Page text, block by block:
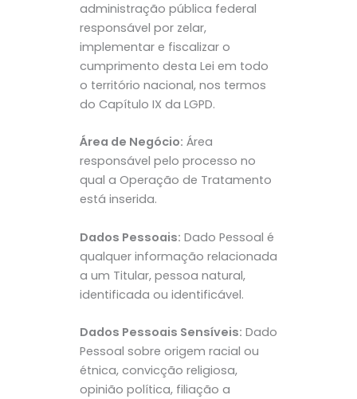
administração pública federal
responsável por zelar,
implementar e fiscalizar o
cumprimento desta Lei em todo
o território nacional, nos termos
do Capítulo IX da LGPD.
Área de Negócio: Área
responsável pelo processo no
qual a Operação de Tratamento
está inserida.
Dados Pessoais: Dado Pessoal é
qualquer informação relacionada
a um Titular, pessoa natural,
identificada ou identificável.
Dados Pessoais Sensíveis: Dado
Pessoal sobre origem racial ou
étnica, convicção religiosa,
opinião política, filiação a